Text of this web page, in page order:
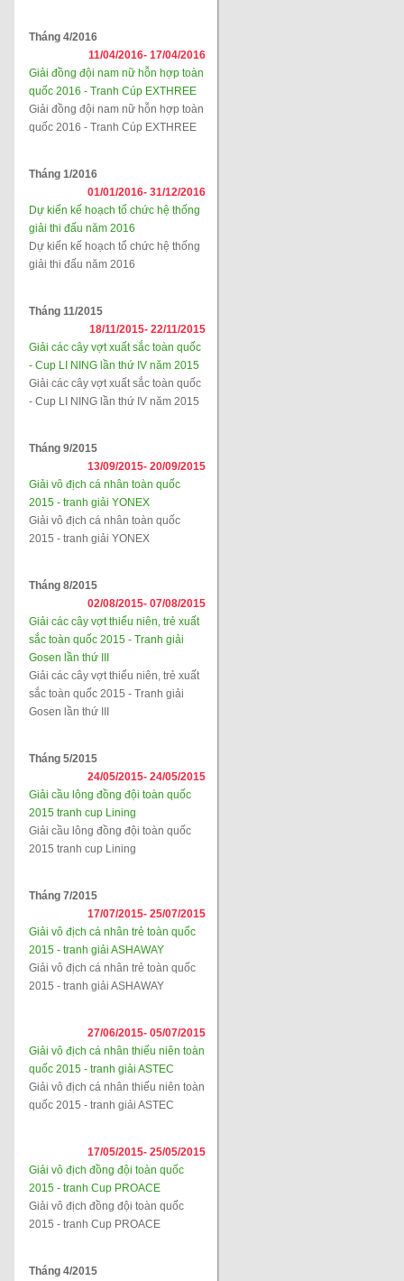
Tháng 4/2016
11/04/2016- 17/04/2016
Giải đồng đội nam nữ hỗn hợp toàn
quốc 2016 - Tranh Cúp EXTHREE
Giải đồng đội nam nữ hỗn hợp toàn
quốc 2016 - Tranh Cúp EXTHREE
Tháng 1/2016
01/01/2016- 31/12/2016
Dự kiến kế hoạch tổ chức hệ thống
giải thi đấu năm 2016
Dự kiến kế hoạch tổ chức hệ thống
giải thi đấu năm 2016
Tháng 11/2015
18/11/2015- 22/11/2015
Giải các cây vợt xuất sắc toàn quốc
- Cup LI NING lần thứ IV năm 2015
Giải các cây vợt xuất sắc toàn quốc
- Cup LI NING lần thứ IV năm 2015
Tháng 9/2015
13/09/2015- 20/09/2015
Giải vô địch cá nhân toàn quốc
2015 - tranh giải YONEX
Giải vô địch cá nhân toàn quốc
2015 - tranh giải YONEX
Tháng 8/2015
02/08/2015- 07/08/2015
Giải các cây vợt thiếu niên, trẻ xuất
sắc toàn quốc 2015 - Tranh giải
Gosen lần thứ III
Giải các cây vợt thiếu niên, trẻ xuất
sắc toàn quốc 2015 - Tranh giải
Gosen lần thứ III
Tháng 5/2015
24/05/2015- 24/05/2015
Giải cầu lông đồng đội toàn quốc
2015 tranh cup Lining
Giải cầu lông đồng đội toàn quốc
2015 tranh cup Lining
Tháng 7/2015
17/07/2015- 25/07/2015
Giải vô địch cá nhân trẻ toàn quốc
2015 - tranh giải ASHAWAY
Giải vô địch cá nhân trẻ toàn quốc
2015 - tranh giải ASHAWAY
27/06/2015- 05/07/2015
Giải vô địch cá nhân thiếu niên toàn
quốc 2015 - tranh giải ASTEC
Giải vô địch cá nhân thiếu niên toàn
quốc 2015 - tranh giải ASTEC
17/05/2015- 25/05/2015
Giải vô địch đồng đội toàn quốc
2015 - tranh Cup PROACE
Giải vô địch đồng đội toàn quốc
2015 - tranh Cup PROACE
Tháng 4/2015